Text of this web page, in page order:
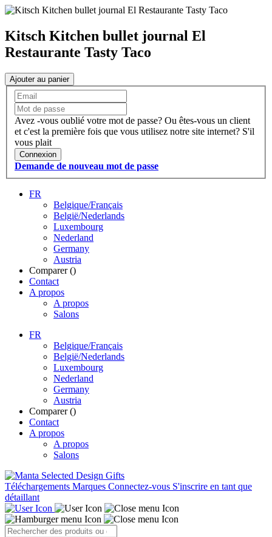
Kitsch Kitchen bullet journal El
Restaurante Tasty Taco
Ajouter au panier
Avez -vous oublié votre mot de passe? Ou êtes-vous un client
et c'est la première fois que vous utilisez notre site internet? S'il
vous plait
Connexion
Demande de nouveau mot de passe
FR
Belgique/Français
België/Nederlands
Luxembourg
Nederland
Germany
Austria
Comparer ()
Contact
A propos
A propos
Salons
FR
Belgique/Français
België/Nederlands
Luxembourg
Nederland
Germany
Austria
Comparer ()
Contact
A propos
A propos
Salons
Téléchargements Marques Connectez-vous S'inscrire en tant que
détaillant